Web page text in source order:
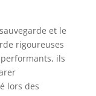
et le
rigoureuses
ils
lors des